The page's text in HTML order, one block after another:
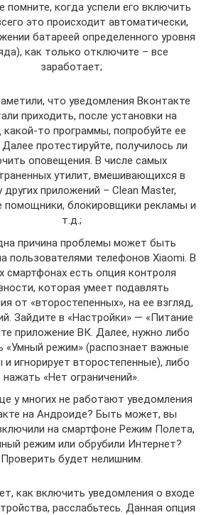
помните, когда успели его включить
это происходит автоматически,
батареей определенного уровня
как только отключите – все
заработает;
что уведомления Вконтакте
приходить, после установки на
то программы, попробуйте ее
протестируйте, получилось ли
оповещения. В числе самых
утилит, вмешивающихся в
других приложений – Clean Master,
помощники, блокировщики рекламы и
т.д.;
причина проблемы может быть
пользователями телефонов Xiaomi. В
смартфонах есть опция контроля
которая умеет подавлять
от «второстепенных», на ее взгляд,
Зайдите в «Настройки» — «Питание
приложение ВК. Далее, нужно либо
«Умный режим» (распознает важные
и игнорирует второстепенные), либо
нажать «Нет ограничений».
у многих не работают уведомления
на Андроиде? Быть может, вы
на смартфоне Режим Полета,
режим или обрубили Интернет?
Проверить будет нелишним.
как включить уведомления о входе
расслабьтесь. Данная опция